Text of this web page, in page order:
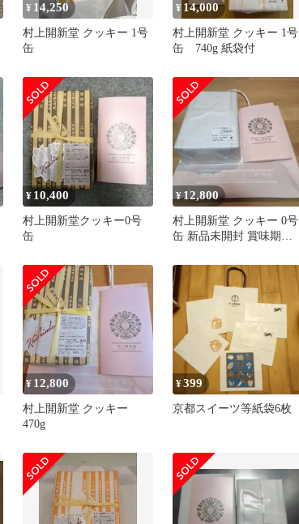
¥ 14,250
村上開新堂 クッキー 1号
缶
¥ 14,000
村上開新堂 クッキー 1号
缶 740g 紙袋付
¥ 10,400
村上開新堂クッキー0号
缶
¥12,800
村上開新堂 クッキー 0号
缶 新品未開封 賞味期限
¥ 12,800
村上開新堂 クッキー
470g
¥399
京都スイーツ等紙袋6枚